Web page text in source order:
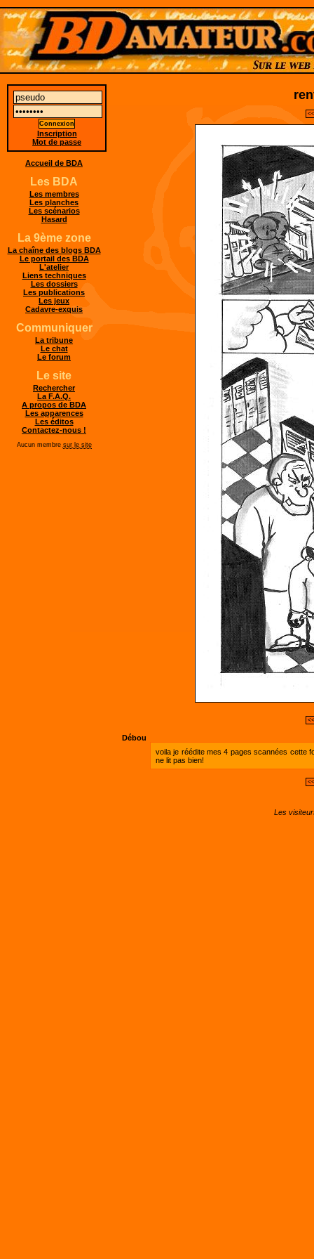
Débou
voila je réédite mes 4 pages scannées cette
ne lit pas bien!
Les
Inscription
Mot de passe
Accueil de BDA
Les BDA
Les membres
Les planches
Les scénarios
Hasard
La 9ème zone
La chaîne des blogs BDA
Le portail des BDA
L'atelier
Liens techniques
Les dossiers
Les publications
Les jeux
Cadavre-exquis
Communiquer
La tribune
Le chat
Le forum
Le site
Rechercher
La F.A.Q.
A propos de BDA
Les apparences
Les éditos
Contactez-nous !
Aucun membre sur le site